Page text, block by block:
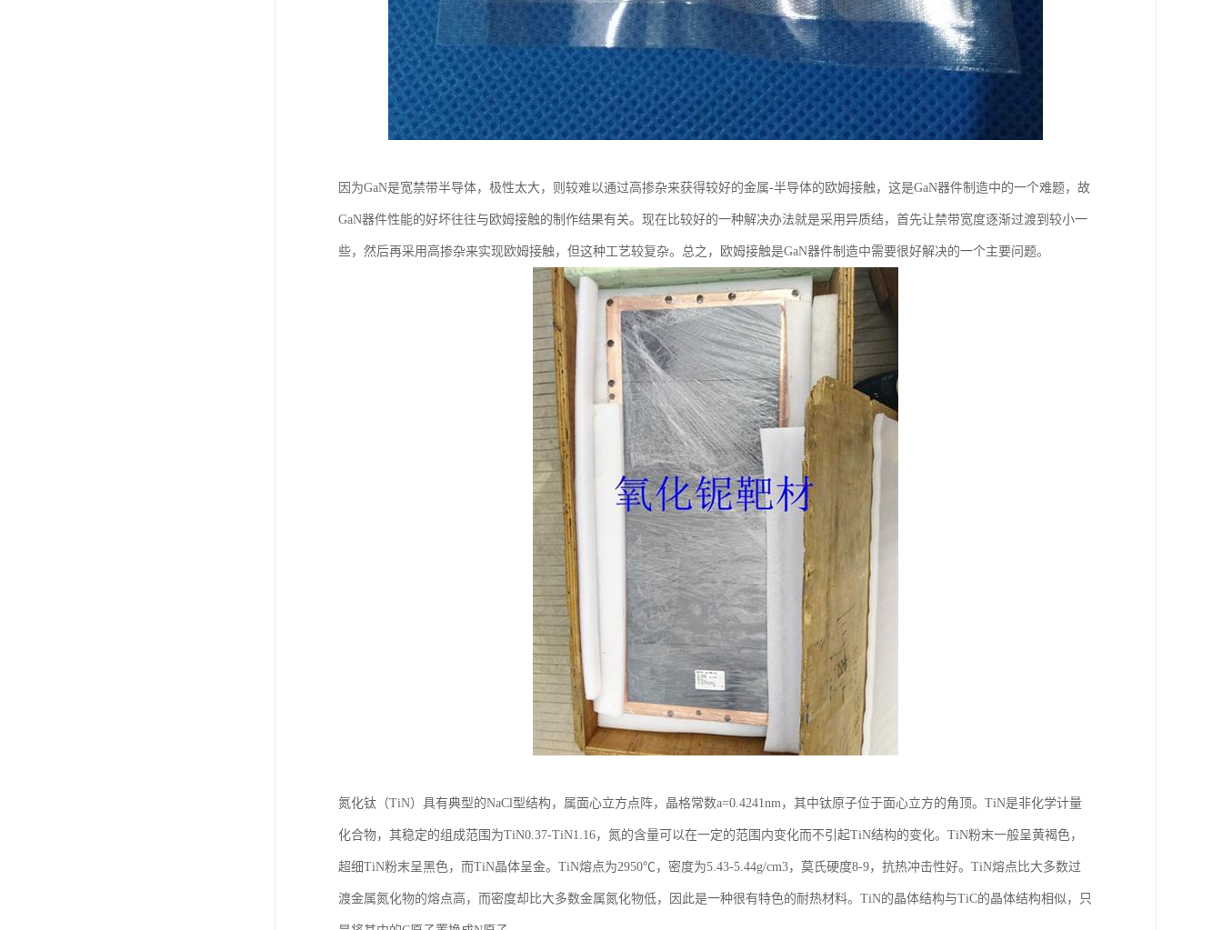
因为GaN是宽禁带半导体，极性太大，则较难以通过高掺杂来获得较好的金属-半导体的欧姆接触，这是GaN器件制造中的一个难题，故
GaN器件性能的好坏往往与欧姆接触的制作结果有关。现在比较好的一种解决办法就是采用异质结，首先让禁带宽度逐渐过渡到较小一
些，然后再采用高掺杂来实现欧姆接触，但这种工艺较复杂。总之，欧姆接触是GaN器件制造中需要很好解决的一个主要问题。
氮化钛（TiN）具有典型的NaCl型结构，属面心立方点阵，晶格常数a=0.4241nm，其中钛原子位于面心立方的角顶。TiN是非化学计量
化合物，其稳定的组成范围为TiN0.37-TiN1.16，氮的含量可以在一定的范围内变化而不引起TiN结构的变化。TiN粉末一般呈黄褐色，
超细TiN粉末呈黑色，而TiN晶体呈金。TiN熔点为2950℃，密度为5.43-5.44g/cm3，莫氏硬度8-9，抗热冲击性好。TiN熔点比大多数过
渡金属氮化物的熔点高，而密度却比大多数金属氮化物低，因此是一种很有特色的耐热材料。TiN的晶体结构与TiC的晶体结构相似，只